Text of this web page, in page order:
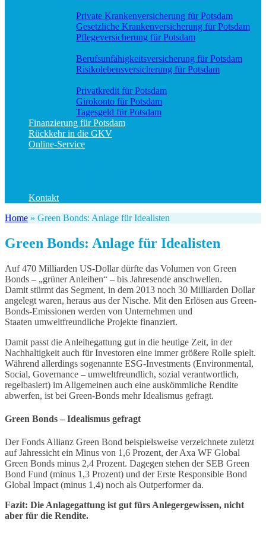
Private Krankenversicherung für Potsdam
Gesetzliche Krankenversicherung für Potsdam
Pflegeversicherung für Potsdam
Berufs­unfähigkeitsversicherung für Potsdam
Risikolebensversicherung für Potsdam
Privatkredit für Potsdam
Girokonto für Potsdam
Tagesgeld für Potsdam
Finanzierung für Potsdam
Rückkehr in die GKV
Online-Service
Kontakt
Home » Green Bonds: Anlage für Idealisten
Green Bonds: Anlage für Idealisten
Auf 470 Milliarden US-Dollar dürfte das Volumen von Green
Bonds – „grüner Anleihen“ – bis Jahresende anschwellen.
Damit stürmt das Segment, in dem 2013 noch 30 Milliarden Dollar
angelegt waren, heraus aus der Nische. Mit den Erlösen aus Green-
Bonds-Emissionen werden von Unternehmen und
Staaten umweltfreundliche Projekte finanziert.
Damit passt die Anleihegattung gut in die heutige Zeit, in der
Nachhaltigkeit auch für Investoren eine immer größere Rolle spielt.
Während allerdings sogenannte ESG-Investments (Environmental,
Social, Governance – umweltfreundlich, sozial verantwortlich,
regelbasiert) im Allgemeinen auch eine auskömmliche Rendite
abwerfen, ist bei Green-Bonds mehr Idealismus gefragt.
Green Bonds – Idealismus gefragt
Der Fonds Allianz Green Bond beispielsweise verzeichnete zuletzt
auf Jahressicht ein Minus von 1,6 Prozent, der Axa WF Global
Green Bonds minus 2,4 Prozent. Dagegen stehen der SEB Green
Bond Fund (minus 1,3 Prozent) und der Erste Responsible Bond
Global Impact (minus 1,4) noch als Outperformer da.
Fazit: Die Anlagegattung ist gut fürs Anlegergewissen, nicht
aber für die Rendite.